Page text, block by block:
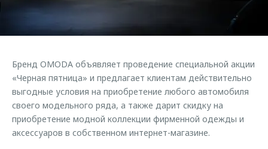
Страхование
Кредитный калькулятор
Одежда и сувениры
Оригинальные аксессуары
Запчасти
Трейд-ин
Руководства по эксплуатации
Клиентская поддержка
Клуб владельцев OMODA
Приложение O&J
Аксессуары
Одежда и сувениры
Бренд OMODA объявляет проведение специальной акции
«Черная пятница» и предлагает клиентам действительно
выгодные условия на приобретение любого автомобиля
своего модельного ряда, а также дарит скидку на
приобретение модной коллекции фирменной одежды и
аксессуаров в собственном интернет-магазине.